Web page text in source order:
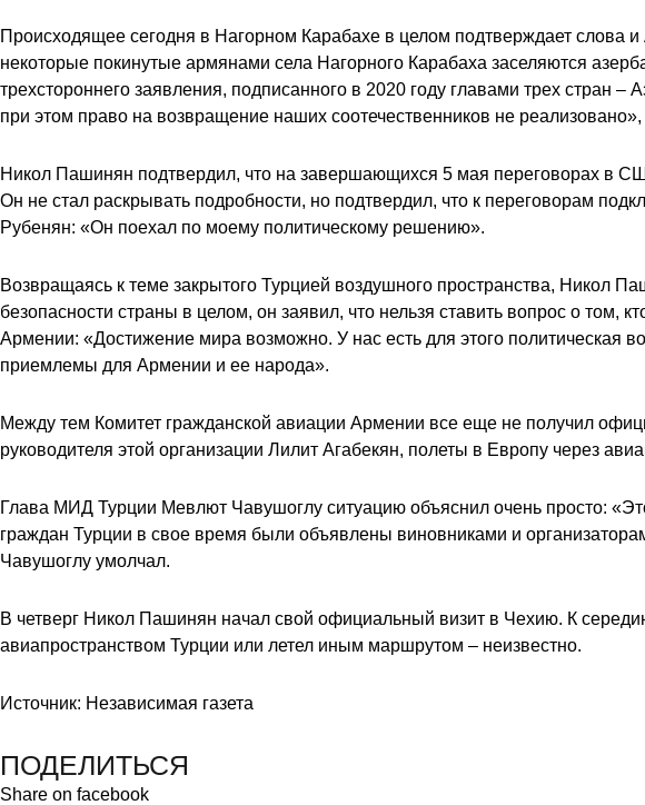
Происходящее сегодня в Нагорном Карабахе в целом подтверждает слова
некоторые покинутые армянами села Нагорного Карабаха заселяются
трехстороннего заявления, подписанного в 2020 году главами трех
при этом право на возвращение наших соотечественников не
Никол Пашинян подтвердил, что на завершающихся 5 мая переговорах в
Он не стал раскрывать подробности, но подтвердил, что к переговорам
Рубенян: «Он поехал по моему политическому решению».
Возвращаясь к теме закрытого Турцией воздушного пространства, Никол
безопасности страны в целом, он заявил, что нельзя ставить вопрос о том,
Армении: «Достижение мира возможно. У нас есть для этого политическая
приемлемы для Армении и ее народа».
Между тем Комитет гражданской авиации Армении все еще не получил
руководителя этой организации Лилит Агабекян, полеты в Европу через
Глава МИД Турции Мевлют Чавушоглу ситуацию объяснил очень просто:
граждан Турции в свое время были объявлены виновниками и
Чавушоглу умолчал.
В четверг Никол Пашинян начал свой официальный визит в Чехию. К
авиапространством Турции или летел иным маршрутом – неизвестно.
Источник: Независимая газета
ПОДЕЛИТЬСЯ
Share on facebook